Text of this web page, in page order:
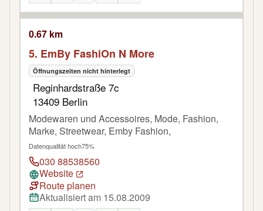
0.67 km
5. EmBy FashiOn N More
Öffnungszeiten nicht hinterlegt
Reginhardstraße 7c
13409 Berlin
Modewaren und Accessoires, Mode, Fashion,
Marke, Streetwear, Emby Fashion,
Datenqualität hoch75%
030 88538560
Website
Route planen
Aktualisiert am 15.08.2009